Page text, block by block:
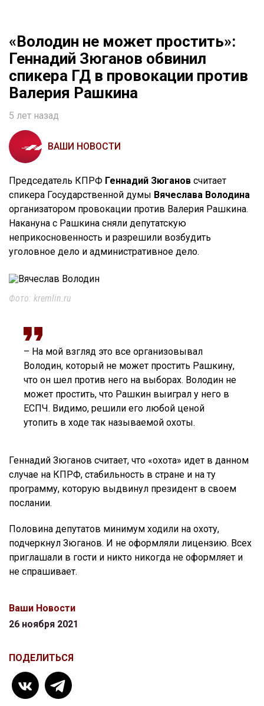
«Володин не может простить»:
Геннадий Зюганов обвинил
спикера ГД в провокации против
Валерия Рашкина
5 лет назад
ВАШИ НОВОСТИ
Председатель КПРФ Геннадий Зюганов считает
спикера Государственной думы Вячеслава Володина
организатором провокации против Валерия Рашкина.
Накануна с Рашкина сняли депутатскую
неприкосновенность и разрешили возбудить
уголовное дело и административное дело.
Фото: kremlin.ru
– На мой взгляд это все организовывал
Володин, который не может простить Рашкину,
что он шел против него на выборах. Володин не
может простить, что Рашкин выиграл у него в
ЕСПЧ. Видимо, решили его любой ценой
утопить в ходе так называемой охоты.
Геннадий Зюганов считает, что «охота» идет в данном
случае на КПРФ, стабильность в стране и на ту
программу, которую выдвинул президент в своем
послании.
Половина депутатов минимум ходили на охоту,
подчеркнул Зюганов. И не оформляли лицензию. Всех
приглашали в гости и никто никогда не оформляет и
не спрашивает.
Ваши Новости
26 ноября 2021
ПОДЕЛИТЬСЯ